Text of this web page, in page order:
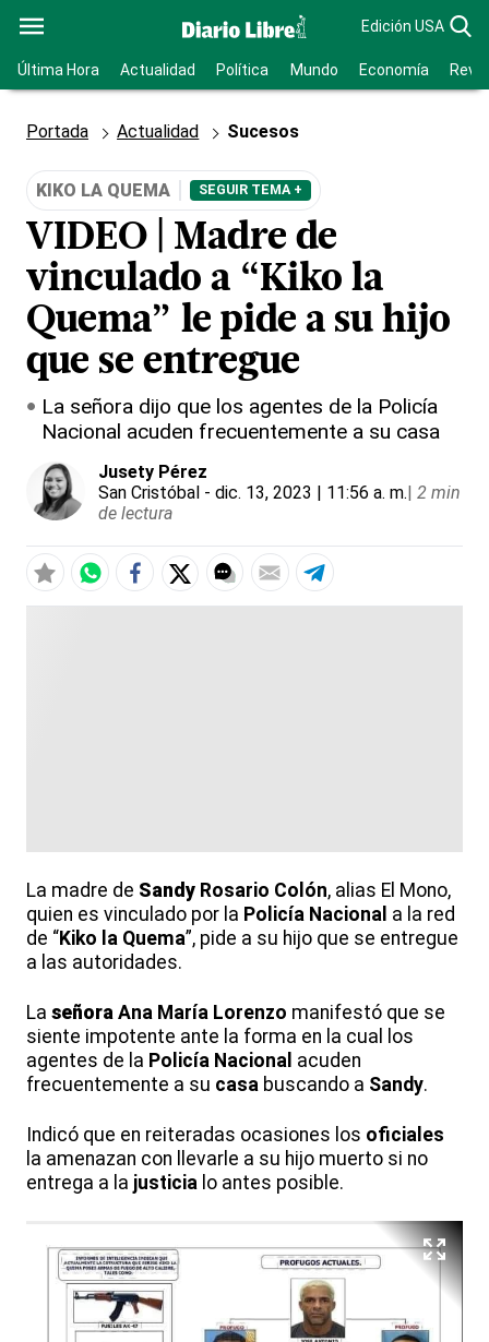
Edición USA
Última Hora Actualidad Política Mundo Economía
Portada Actualidad Sucesos
KIKO LA QUEMA SEGUIR TEMA +
VIDEO | Madre de
vinculado a “Kiko la
Quema” le pide a su hijo
que se entregue
La señora dijo que los agentes de la Policía
Nacional acuden frecuentemente a su casa
Jusety Pérez
San Cristóbal - dic. 13, 2023 | 11:56 a. m.| 2 min
de lectura
La madre de Sandy Rosario Colón, alias El Mono,
quien es vinculado por la Policía Nacional a la red
de “Kiko la Quema”, pide a su hijo que se entregue
a las autoridades.
La señora Ana María Lorenzo manifestó que se
siente impotente ante la forma en la cual los
agentes de la Policía Nacional acuden
frecuentemente a su casa buscando a Sandy.
Indicó que en reiteradas ocasiones los oficiales
la amenazan con llevarle a su hijo muerto si no
entrega a la justicia lo antes posible.